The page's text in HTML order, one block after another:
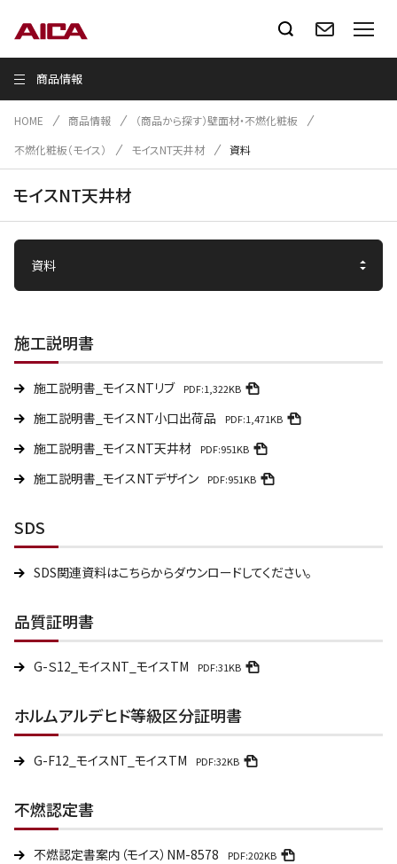
商品情報
HOME 商品情報
（商品から探す）壁面材・不燃化粧板
不燃化粧板（モイス）
モイスNT天井材 資料
モイスNT天井材
施工説明書
施工説明書_モイスNTリブ PDF:1,322KB
施工説明書_モイスNT小口出荷品 PDF:1,471KB
施工説明書_モイスNT天井材 PDF:951KB
施工説明書_モイスNTデザイン PDF:951KB
SDS
SDS関連資料はこちらからダウンロードしてください。
品質証明書
G-Ｓ12_モイスNT_モイスTM PDF:31KB
ホルムアルデヒド等級区分証明書
G-F12_モイスNT_モイスTM PDF:32KB
不燃認定書
不燃認定書案内（モイス）NM-8578 PDF:202KB